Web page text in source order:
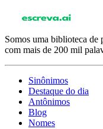
Somos uma biblioteca de
com mais de 200 mil
Sinônimos
Destaque do dia
Antônimos
Blog
Nomes